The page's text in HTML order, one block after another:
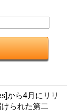
から4月にリリ
られた第二